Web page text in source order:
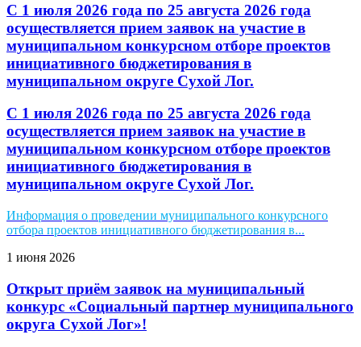
С 1 июля 2026 года по 25 августа 2026 года
осуществляется прием заявок на участие в
муниципальном конкурсном отборе проектов
инициативного бюджетирования в
муниципальном округе Сухой Лог.
С 1 июля 2026 года по 25 августа 2026 года
осуществляется прием заявок на участие в
муниципальном конкурсном отборе проектов
инициативного бюджетирования в
муниципальном округе Сухой Лог.
Информация о проведении муниципального конкурсного
отбора проектов инициативного бюджетирования в...
1 июня 2026
Открыт приём заявок на муниципальный
конкурс «Социальный партнер муниципального
округа Сухой Лог»!